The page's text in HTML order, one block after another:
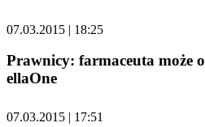
07.03.2015 | 18:25
Prawnicy: farmaceuta może
ellaOne
07.03.2015 | 17:51